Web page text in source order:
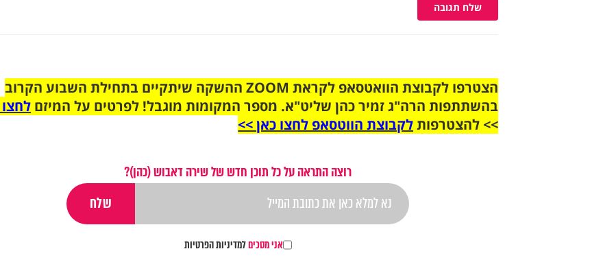
שלח תגובה
הצטרפו לקבוצת הוואטסאפ לקראת ZOOM ההשקה שיתקיים בתחילת השבוע הקרוב
בהשתתפות הרה"ג זמיר כהן שליט"א. מספר המקומות מוגבל! לפרטים על המיזם
>> להצטרפותלקבוצת הווטסאפ לחצו כאן >>
רוצה התראה על כל תוכן חדש של שירה דאבוש (כהן)?
אני מסכיםלמדיניות הפרטיות